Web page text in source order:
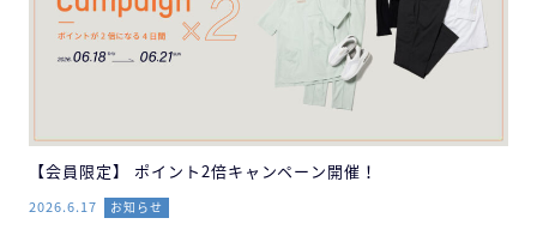
【会員限定】 ポイント2倍キャンペーン開催！
2026.6.17 お知らせ